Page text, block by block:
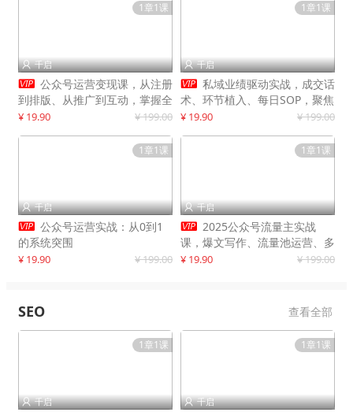
1章1课
 千启
 公众号运营变现课，从注册
到排版、从推广到互动，掌握全
流程，开启个人品牌月入
¥ 19.90 ¥ 199.00
1章1课
 千启
 私域业绩驱动实战，成交话
术、环节植入、每日SOP，聚焦
增长，驱动营收持续突破
¥ 19.90 ¥ 199.00
1章1课
 千启
 公众号运营实战：从0到1
的系统突围
¥ 19.90 ¥ 199.00
1章1课
 千启
 2025公众号流量主实战
课，爆文写作、流量池运营、多
平台分发，新手日入千元月赚5
¥ 19.90 ¥ 199.00
SEO 查看全部
1章1课
 千启
1章1课
 千启